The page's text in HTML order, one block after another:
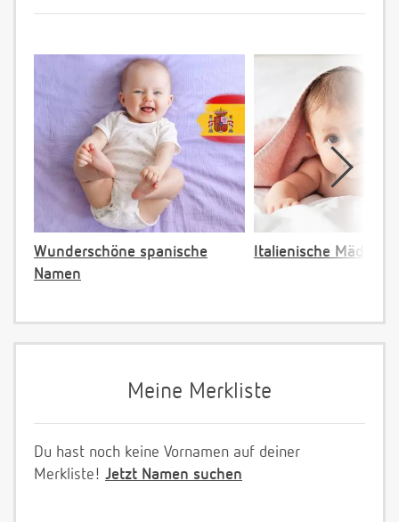
Wunderschöne spanische
Namen
Italienische
Meine Merkliste
Du hast noch keine Vornamen auf deiner
Merkliste! Jetzt Namen suchen